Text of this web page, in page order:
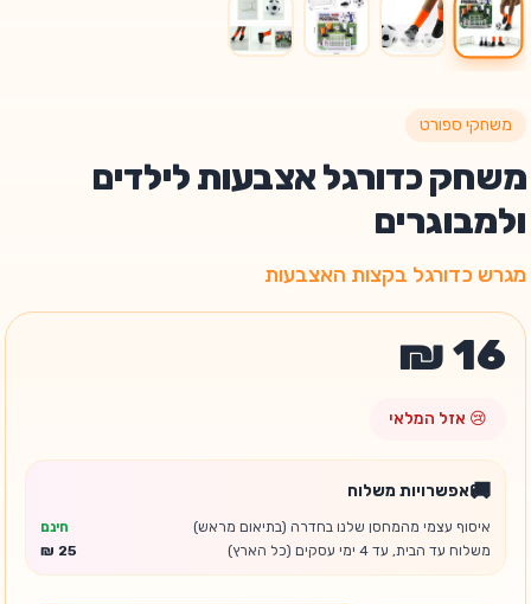
משחקי ספורט
משחק כדורגל אצבעות לילדים
ולמבוגרים
מגרש כדורגל בקצות האצבעות
😢 אזל המלאי
🚚אפשרויות משלוח
איסוף עצמי מהמחסן שלנו בחדרה (בתיאום מראש)
חינם
משלוח עד הבית, עד 4 ימי עסקים (כל הארץ)